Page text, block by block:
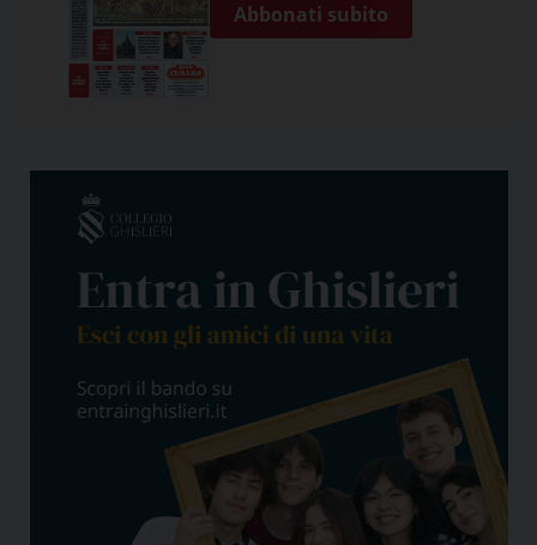
Abbonati subito